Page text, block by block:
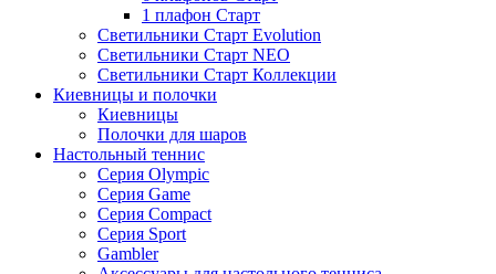
1 плафон Старт
Светильники Старт Evolution
Светильники Старт NEO
Светильники Старт Коллекции
Киевницы и полочки
Киевницы
Полочки для шаров
Настольный теннис
Серия Olympic
Серия Game
Серия Compact
Серия Sport
Gambler